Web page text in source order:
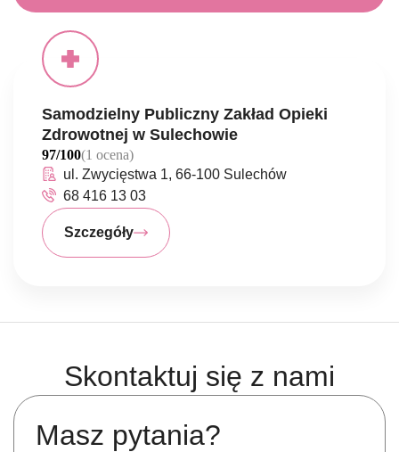
Samodzielny Publiczny Zakład Opieki
Zdrowotnej w Sulechowie
97/100(1 ocena)
ul. Zwycięstwa 1, 66-100 Sulechów
68 416 13 03
Szczegóły
Skontaktuj się z nami
Masz pytania?